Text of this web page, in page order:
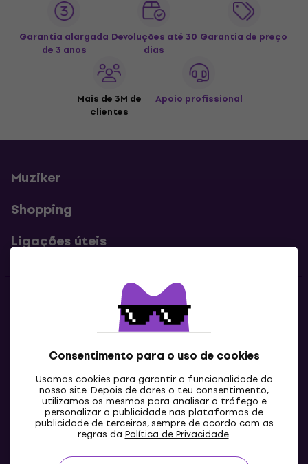
Consentimento para o uso de cookies
Usamos cookies para garantir a funcionalidade do
nosso site. Depois de dares o teu consentimento,
utilizamos os mesmos para analisar o tráfego e
personalizar a publicidade nas plataformas de
publicidade de terceiros, sempre de acordo com as
regras da Política de Privacidade.
Garantia alargada
de 3 anos
Devoluções até 30
dias
Garantia de preço
Mais de 3M de
clientes
Apoio profissional
Muziker
Shopping
Ligações úteis
Contatos
Contacta-nos